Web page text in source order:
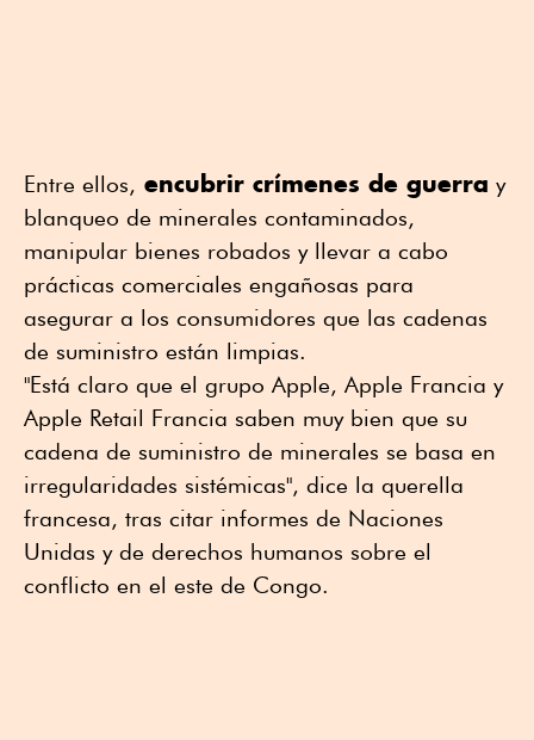
Entre ellos, encubrir crímenes de guerra y
blanqueo de minerales contaminados,
manipular bienes robados y llevar a cabo
prácticas comerciales engañosas para
asegurar a los consumidores que las cadenas
de suministro están limpias.
"Está claro que el grupo Apple, Apple Francia y
Apple Retail Francia saben muy bien que su
cadena de suministro de minerales se basa en
irregularidades sistémicas", dice la querella
francesa, tras citar informes de Naciones
Unidas y de derechos humanos sobre el
conflicto en el este de Congo.